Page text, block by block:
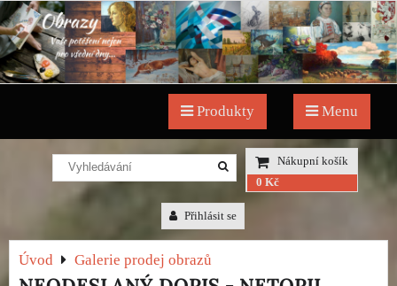
Produkty Menu
Nákupní košík
0 Kč
Přihlásit se
Úvod Galerie prodej obrazů